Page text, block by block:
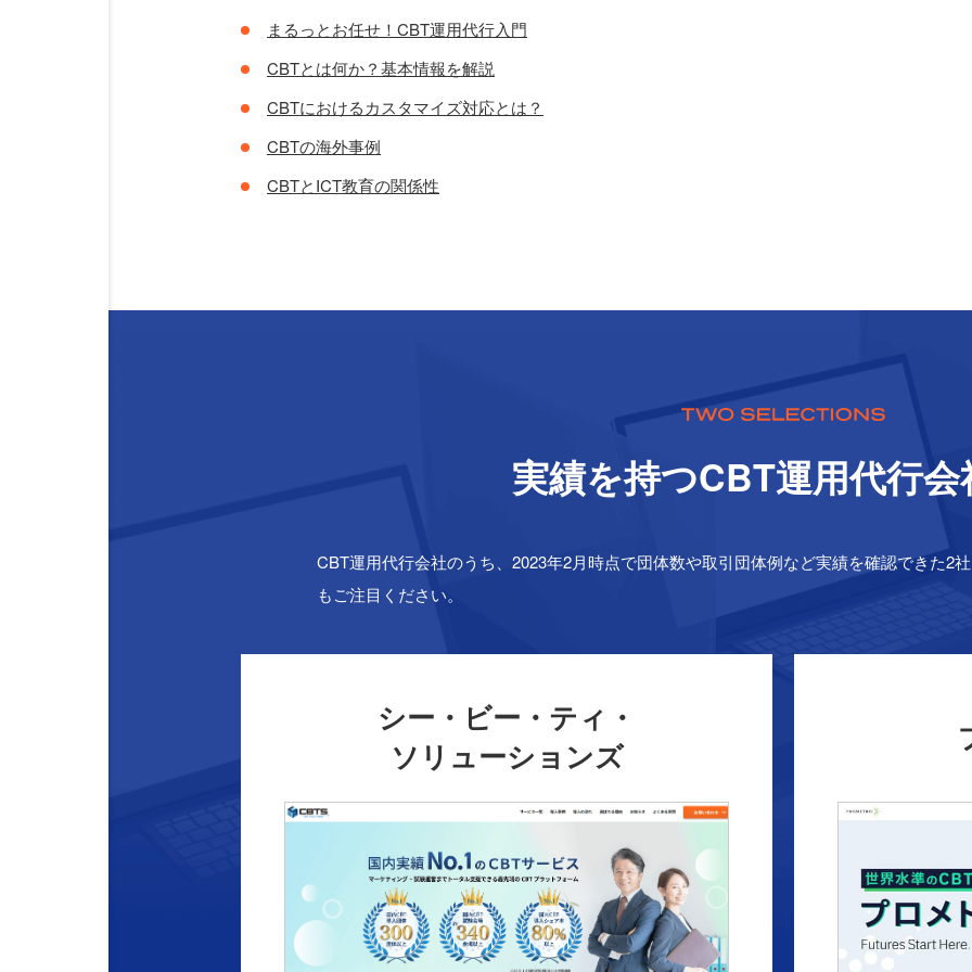
まるっとお任せ！CBT運用代行入門
CBTとは何か？基本情報を解説
CBTにおけるカスタマイズ対応とは？
CBTの海外事例
CBTとICT教育の関係性
実績を持つCBT運⽤代⾏会
CBT運用代行会社のうち、2023年2月時点で団体数や取引団体例など実績を確認できた2
もご注目ください。
シー・ビー・ティ・
ソリューションズ